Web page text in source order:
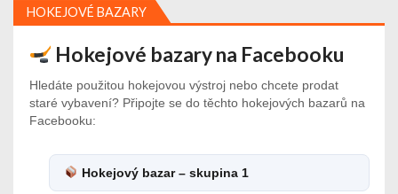
HOKEJOVÉ BAZARY
Hokejové bazary na Facebooku
Hledáte použitou hokejovou výstroj nebo chcete prodat
staré vybavení? Připojte se do těchto hokejových bazarů na
Facebooku:
Hokejový bazar – skupina 1